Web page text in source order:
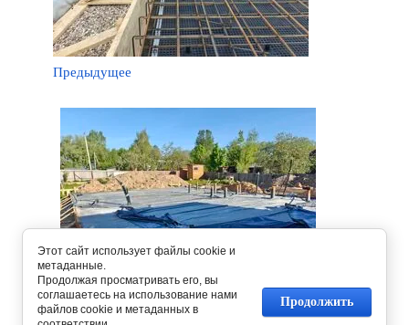
Предыдущее
Следующее
Этот сайт использует файлы cookie и
метаданные.
Продолжая просматривать его, вы
соглашаетесь на использование нами
файлов cookie и метаданных в
Продолжить